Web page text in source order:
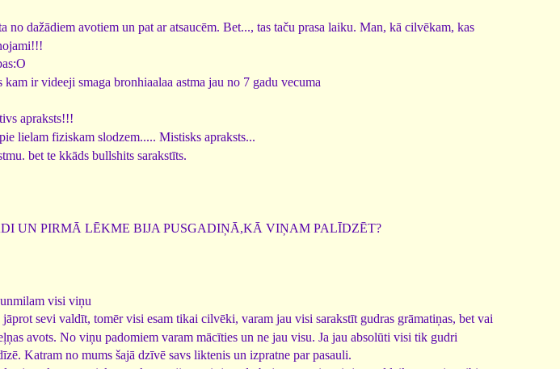
no dažādiem avotiem un pat ar atsaucēm. Bet..., tas taču prasa laiku. Man, kā cilvēkam, kas
ir videeji smaga bronhiaalaa astma jau no 7 gadu vecuma
apraksts!!!
lielam fiziskam slodzem..... Mistisks apraksts...
bet te kkāds bullshits sarakstīts.
UN PIRMĀ LĒKME BIJA PUSGADIŅĀ,KĀ VIŅAM PALĪDZĒT?
visi viņu
sevi valdīt, tomēr visi esam tikai cilvēki, varam jau visi sarakstīt gudras grāmatiņas, bet vai
avots. No viņu padomiem varam mācīties un ne jau visu. Ja jau absolūti visi tik gudri
Katram no mums šajā dzīvē savs liktenis un izpratne par pasauli.